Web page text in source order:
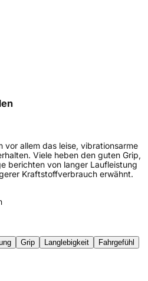
vor allem das leise, vibrationsarme
Viele heben den guten Grip,
berichten von langer Laufleistung
Kraftstoffverbrauch erwähnt.
Grip Langlebigkeit
Fahrgefühl